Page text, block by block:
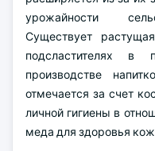
урожайности
Существует
подсластителях в
производстве
отмечается за счет
личной гигиены в
меда для здоровья